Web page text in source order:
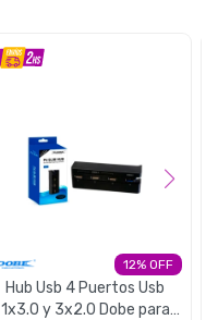
12
Hub Usb 4 Puertos Usb
1x3.0 y 3x2.0 Dobe para